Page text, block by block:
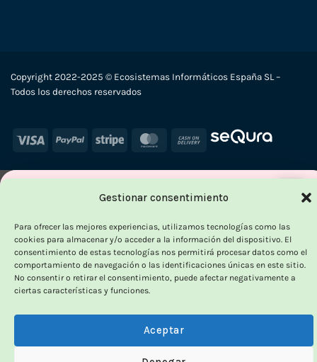
Gestionar consentimiento
Para ofrecer las mejores experiencias, utilizamos tecnologías como las
cookies para almacenar y/o acceder a la información del dispositivo. El
consentimiento de estas tecnologías nos permitirá procesar datos como el
comportamiento de navegación o las identificaciones únicas en este sitio.
No consentir o retirar el consentimiento, puede afectar negativamente a
ciertas características y funciones.
Aceptar
Copyright 2022-2025 © Ecosistemas Informáticos España SL –
Todos los derechos reservados
Visa PayPal Stripe MasterCard
Cash
Delivery
OUTLET VORPC
Calidad probada,
precios imbatibles